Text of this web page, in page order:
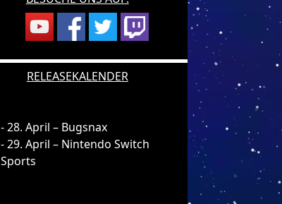
RELEASEKALENDER
28. April – Bugsnax
29. April – Nintendo Switch
Sports